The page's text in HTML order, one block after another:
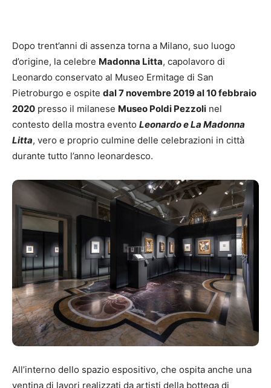
Dopo trent’anni di assenza torna a Milano, suo luogo
d’origine, la celebre Madonna Litta, capolavoro di
Leonardo conservato al Museo Ermitage di San
Pietroburgo e ospite dal 7 novembre 2019 al 10 febbraio
2020 presso il milanese Museo Poldi Pezzoli nel
contesto della mostra evento Leonardo e La Madonna
Litta, vero e proprio culmine delle celebrazioni in città
durante tutto l’anno leonardesco.
All’interno dello spazio espositivo, che ospita anche una
ventina di lavori realizzati da artisti della bottega di